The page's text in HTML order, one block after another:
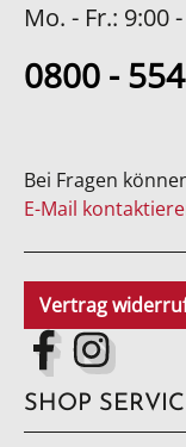
Mo. - Fr.: 9:00
0800 -
Bei Fragen
E-Mail
Vertrag
SHOP